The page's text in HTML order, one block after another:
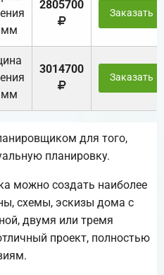
мм
2805700
Заказать
мм
3014700
Заказать
для того,
планировку.
можно создать наиболее
схемы, эскизы дома с
двумя или тремя
проект, полностью